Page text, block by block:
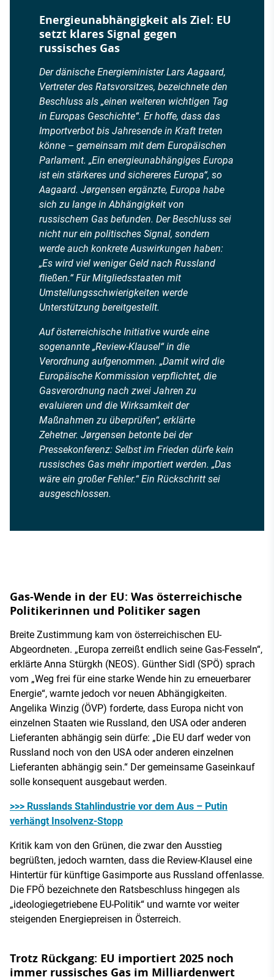
Energieunabhängigkeit als Ziel: EU
setzt klares Signal gegen
russisches Gas
Der dänische Energieminister Lars Aagaard,
Vertreter des Ratsvorsitzes, bezeichnete den
Beschluss als „einen weiteren wichtigen Tag
in Europas Geschichte“. Er hoffe, dass das
Importverbot bis Jahresende in Kraft treten
könne – gemeinsam mit dem Europäischen
Parlament. „Ein energieunabhängiges Europa
ist ein stärkeres und sichereres Europa“, so
Aagaard. Jørgensen ergänzte, Europa habe
sich zu lange in Abhängigkeit von
russischem Gas befunden. Der Beschluss sei
nicht nur ein politisches Signal, sondern
werde auch konkrete Auswirkungen haben:
„Es wird viel weniger Geld nach Russland
fließen.“ Für Mitgliedsstaaten mit
Umstellungsschwierigkeiten werde
Unterstützung bereitgestellt.
Auf österreichische Initiative wurde eine
sogenannte „Review-Klausel“ in die
Verordnung aufgenommen. „Damit wird die
Europäische Kommission verpflichtet, die
Gasverordnung nach zwei Jahren zu
evaluieren und die Wirksamkeit der
Maßnahmen zu überprüfen“, erklärte
Zehetner. Jørgensen betonte bei der
Pressekonferenz: Selbst im Frieden dürfe kein
russisches Gas mehr importiert werden. „Das
wäre ein großer Fehler.“ Ein Rückschritt sei
ausgeschlossen.
Gas-Wende in der EU: Was österreichische
Politikerinnen und Politiker sagen
Breite Zustimmung kam von österreichischen EU-
Abgeordneten. „Europa zerreißt endlich seine Gas-Fesseln“,
erklärte Anna Stürgkh (NEOS). Günther Sidl (SPÖ) sprach
vom „Weg frei für eine starke Wende hin zu erneuerbarer
Energie“, warnte jedoch vor neuen Abhängigkeiten.
Angelika Winzig (ÖVP) forderte, dass Europa nicht von
einzelnen Staaten wie Russland, den USA oder anderen
Lieferanten abhängig sein dürfe: „Die EU darf weder von
Russland noch von den USA oder anderen einzelnen
Lieferanten abhängig sein.“ Der gemeinsame Gaseinkauf
solle konsequent ausgebaut werden.
>>> Russlands Stahlindustrie vor dem Aus – Putin
verhängt Insolvenz-Stopp
Kritik kam von den Grünen, die zwar den Ausstieg
begrüßten, jedoch warnten, dass die Review-Klausel eine
Hintertür für künftige Gasimporte aus Russland offenlasse.
Die FPÖ bezeichnete den Ratsbeschluss hingegen als
„ideologiegetriebene EU-Politik“ und warnte vor weiter
steigenden Energiepreisen in Österreich.
Trotz Rückgang: EU importiert 2025 noch
immer russisches Gas im Milliardenwert